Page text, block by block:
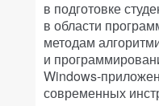
в подготовке
в области
методам
и
Windows-
современных